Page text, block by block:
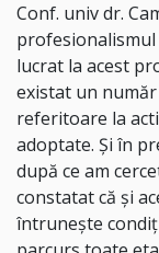
Conf. univ dr.
profesionalismul
lucrat la acest
existat un
referitoare la
adoptate. Și în
după ce am
constatat că și
întrunește